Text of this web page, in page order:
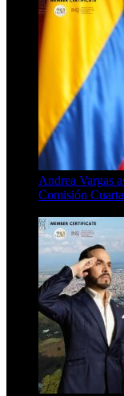
Andrea Vargas
Comisión